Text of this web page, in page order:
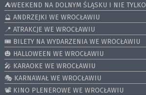
⛺️WEEKEND NA DOLNYM ŚLĄSKU I NIE TYLKO
🔮 ANDRZEJKI WE WROCŁAWIU
📍 ATRAKCJE WE WROCŁAWIU
🎟️ BILETY NA WYDARZENIA WE WROCŁAWIU
🎃 HALLOWEEN WE WROCŁAWIU
🎤 KARAOKE WE WROCŁAWIU
🎭 KARNAWAŁ WE WROCŁAWIU
📽️ KINO PLENEROWE WE WROCŁAWIU